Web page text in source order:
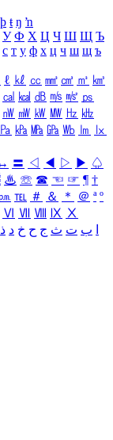
þ ŧ ŋ ŉ
У Ф Х Ц Ч Ш Щ Ъ
с т у ф х ц ч ш щ ъ
ℓ ㎘ ㏄ ㎣ ㎤ ㎥ ㎦
㎈ ㎉ ㏈ ㎧ ㎨ ㎰
㎻ ㎽ ㎾ ㎿ ㎐ ㎑
㎩ ㎪ ㎫ ㎬ ㏝ ㏐
㏓
〓 ◁ ◀ ▷ ▶ ♤
♨ ☏ ☎ ☜ ☞ ¶ †
㏘ ℡ ＃ ＆ ＊ ＠ ª º
Ⅵ Ⅶ Ⅷ Ⅸ Ⅹ
ب ت ث ج ح خ د ذ